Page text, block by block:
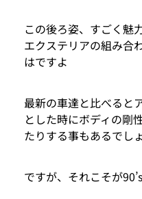
この後ろ姿、すごく魅
エクステリアの組み合
はですよ
最新の車達と比べると
とした時にボディの剛
たりする事もあるでし
ですが、それこそが